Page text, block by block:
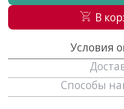
В
Условия
Способы